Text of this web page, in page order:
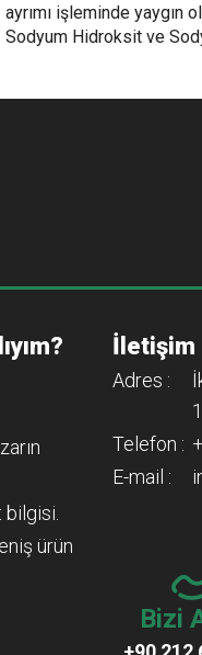
ayrımı işleminde yaygın
Sodyum Hidroksit ve
ürün
İletişim
Adres :
Telefon :
E-mail :
Bizi